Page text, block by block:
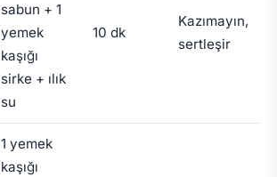
sabun + 1
yemek
kaşığı
sirke + ılık
su
10 dk
Kazımayın,
sertleşir
1 yemek
kaşığı